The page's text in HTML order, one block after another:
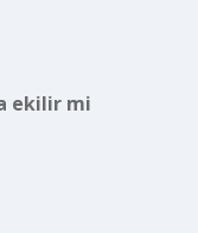
ekilir mi